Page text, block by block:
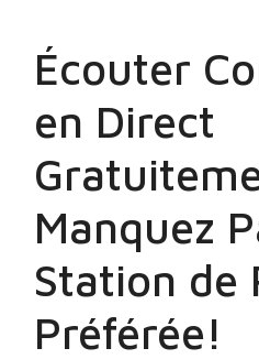
Écouter
en Direct
Manquez
Station de
Préférée!